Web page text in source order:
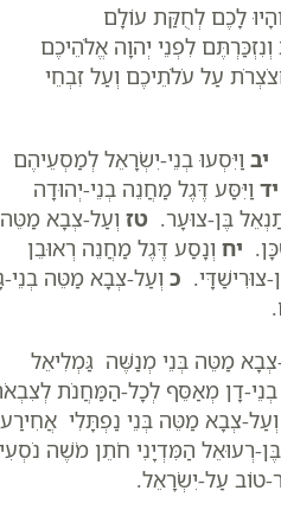
לָכֶם לְחֻקַּת עוֹלָם
לִפְנֵי יְהוָה אֱלֹהֵיכֶם
עַל עֹלֹתֵיכֶם וְעַל זִבְחֵי
יב וַיִּסְעוּ בְנֵי-יִשְׂרָאֵל לְמַסְעֵיהֶם
יד וַיִּסַּע דֶּגֶל מַחֲנֵה בְנֵי-יְהוּדָה
בֶּן-צוּעָר. טז וְעַל-צְבָא מַטֵּה
יח וְנָסַע דֶּגֶל מַחֲנֵה רְאוּבֵן
כ וְעַל-צְבָא מַטֵּה
צְבָא מַטֵּה בְּנֵי מְנַשֶּׁה גַּמְלִיאֵל
בְנֵי-דָן מְאַסֵּף לְכָל-הַמַּחֲנֹת
וְעַל-צְבָא מַטֵּה בְּנֵי נַפְתָּלִי אֲחִירַע
רְעוּאֵל הַמִּדְיָנִי חֹתֵן מֹשֶׁה
טוֹב עַל-יִשְׂרָאֵל.